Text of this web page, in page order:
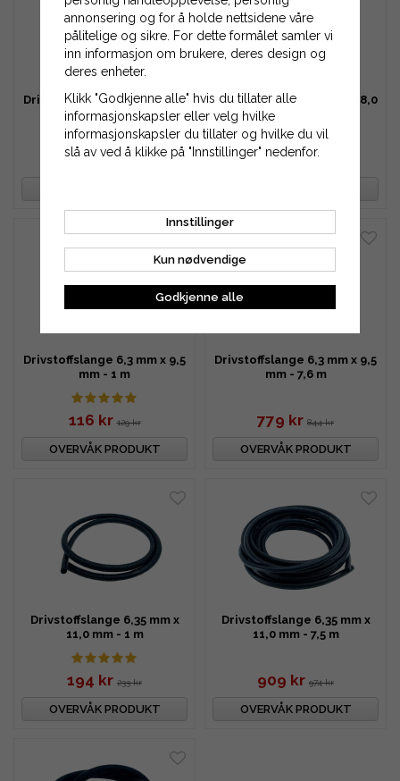
Drivstoffslange 5,0 mm x 8,0
mm - 1 m
77 kr
Drivstoffslange 5,0 mm x 8,0
mm - 5 m
363 kr
Drivstoffslange 6,3 mm x 9,5
mm - 1 m
116 kr 129 kr
OVERVÅK PRODUKT
Drivstoffslange 6,3 mm x 9,5
mm - 7,6 m
779 kr 844 kr
OVERVÅK PRODUKT
Drivstoffslange 6,35 mm x
11,0 mm - 1 m
194 kr 233 kr
OVERVÅK PRODUKT
Drivstoffslange 6,35 mm x
11,0 mm - 7,5 m
909 kr 974 kr
OVERVÅK PRODUKT
annonsering og for å holde nettsidene våre
pålitelige og sikre. For dette formålet samler vi
inn informasjon om brukere, deres design og
deres enheter.
Klikk "Godkjenne alle" hvis du tillater alle
informasjonskapsler eller velg hvilke
informasjonskapsler du tillater og hvilke du vil
slå av ved å klikke på "Innstillinger" nedenfor.
Innstillinger
Kun nødvendige
Godkjenne alle